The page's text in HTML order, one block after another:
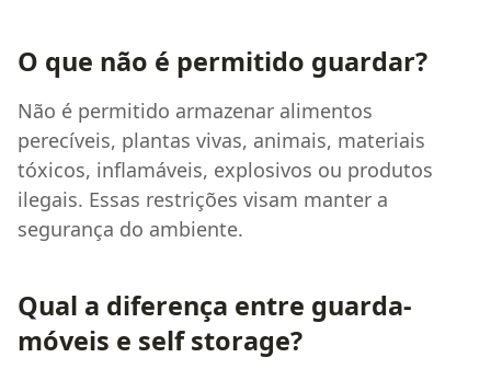
O que não é permitido guardar?
Não é permitido armazenar alimentos
perecíveis, plantas vivas, animais, materiais
tóxicos, inflamáveis, explosivos ou produtos
ilegais. Essas restrições visam manter a
segurança do ambiente.
Qual a diferença entre guarda-
móveis e self storage?